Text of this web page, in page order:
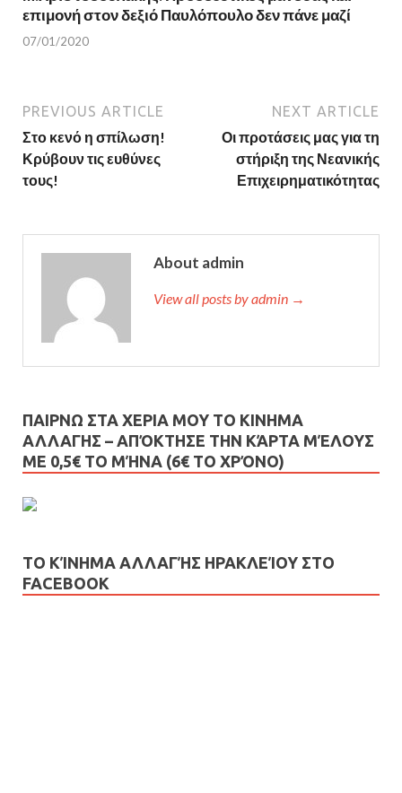
επιμονή στον δεξιό Παυλόπουλο δεν πάνε μαζί
07/01/2020
PREVIOUS ARTICLE
Στο κενό η σπίλωση!
Κρύβουν τις ευθύνες
τους!
NEXT ARTICLE
Οι προτάσεις μας για τη
στήριξη της Νεανικής
Επιχειρηματικότητας
About admin
View all posts by admin →
ΠΑΙΡΝΩ ΣΤΑ ΧΕΡΙΑ ΜΟΥ ΤΟ ΚΙΝΗΜΑ
ΑΛΛΑΓΗΣ – AΠΌΚΤΗΣΕ ΤΗΝ ΚΆΡΤΑ ΜΈΛΟΥΣ
ΜΕ 0,5€ ΤΟ ΜΉΝΑ (6€ ΤΟ ΧΡΌΝΟ)
ΤΟ ΚΊΝΗΜΑ ΑΛΛΑΓΉΣ ΗΡΑΚΛΕΊΟΥ ΣΤΟ
FACEBOOK